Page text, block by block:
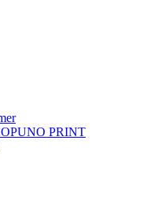
PRINT